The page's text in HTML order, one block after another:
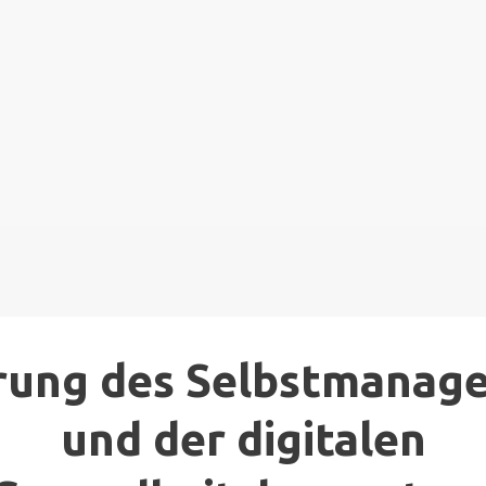
des
und der digitalen